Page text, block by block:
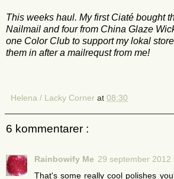
This weeks haul. My first Ciaté bought
Nailmail and four from China Glaze
one Color Club to support my lokal
them in after a mailrequst from me!
Helena / Lacky Corner at 08:30
6 kommentarer :
Rainbowify Me 29 september 2012
That's some really cool polishes